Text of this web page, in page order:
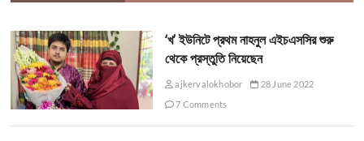
‘খ’ ইউনিটে প্রথম নাহনুল এইচএসসির শুরু
থেকে প্রস্তুতি নিয়েছেন
ajkervalokhobor
28 June 2022
7 Comments